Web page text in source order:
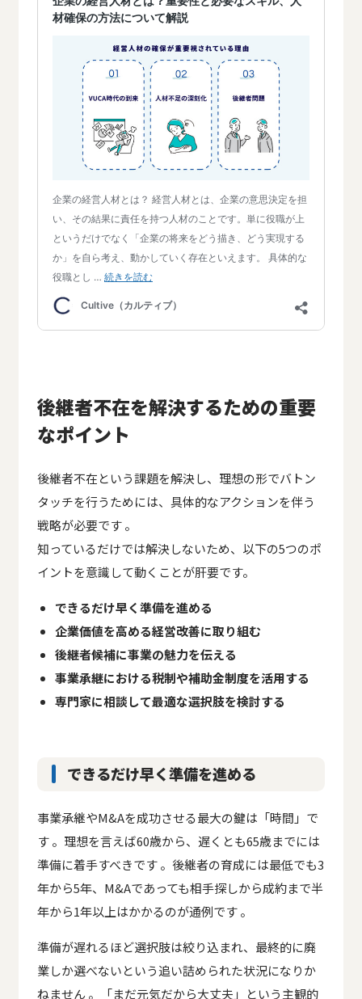
後継者不在を解決するための重要
なポイント
後継者不在という課題を解決し、理想の形でバトン
タッチを行うためには、具体的なアクションを伴う
戦略が必要です 。
知っているだけでは解決しないため、以下の5つのポ
イントを意識して動くことが肝要です。
できるだけ早く準備を進める
企業価値を高める経営改善に取り組む
後継者候補に事業の魅力を伝える
事業承継における税制や補助金制度を活用する
専門家に相談して最適な選択肢を検討する
できるだけ早く準備を進める
事業承継やM&Aを成功させる最大の鍵は「時間」で
す 。理想を言えば60歳から、遅くとも65歳までには
準備に着手すべきです 。後継者の育成には最低でも3
年から5年、M&Aであっても相手探しから成約まで半
年から1年以上はかかるのが通例です 。
準備が遅れるほど選択肢は絞り込まれ、最終的に廃
業しか選べないという追い詰められた状況になりか
ねません 。「まだ元気だから大丈夫」という主観的